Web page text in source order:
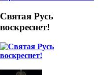
Святая Русь
воскреснет!